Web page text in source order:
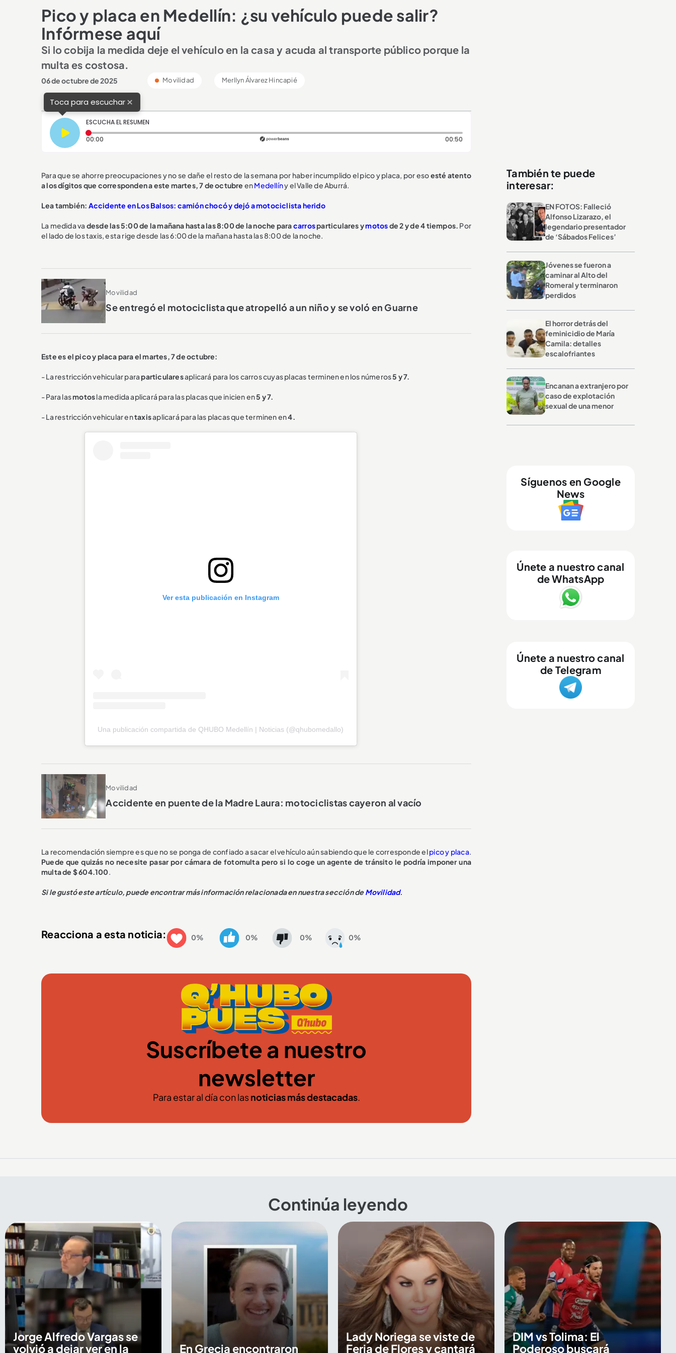
Pico y placa en Medellín: ¿su vehículo puede salir?
Infórmese aquí
Si lo cobija la medida deje el vehículo en la casa y acuda al transporte público porque la
multa es costosa.
06 de octubre de 2025 Movilidad Merllyn Álvarez Hincapié
Toca para escuchar×
ESCUCHA EL RESUMEN
00:00
00:50Duración: 50 segundos
Para que se ahorre preocupaciones y no se dañe el resto de la semana por haber incumplido el pico y placa, por esoesté atento
a los dígitos que corresponden a este martes, 7 de octubre enMedellíny el Valle de Aburrá.
Lea también: Accidente en Los Balsos: camión chocó y dejó a motociclista herido
La medida va desde las 5:00 de la mañana hasta las 8:00 de la noche paracarrosparticulares ymotosde 2 y de 4 tiempos. Por
el lado de los taxis, esta rige desde las 6:00 de la mañana hasta las 8:00 de la noche.
Movilidad
Se entregó el motociclista que atropelló a un niño y se voló en Guarne
Este es el pico y placa para el martes, 7 de octubre:
- La restricción vehicular paraparticularesaplicará para los carros cuyas placas terminen en los números5 y 7.
- Para lasmotosla medida aplicará para las placas que inicien en5 y 7.
- La restricción vehicular entaxisaplicará para las placas que terminen en4.
Ver esta publicación en Instagram
Una publicación compartida de QHUBO Medellín | Noticias (@qhubomedallo)
Movilidad
Accidente en puente de la Madre Laura: motociclistas cayeron al vacío
La recomendación siempre es que no se ponga de confiado a sacar el vehículo aún sabiendo que le corresponde elpico y placa.
Puede que quizás no necesite pasar por cámara de fotomulta pero si lo coge un agente de tránsito le podría imponer una
multa de $ 604.100.
Si le gustó este artículo, puede encontrar más información relacionada en nuestra sección deMovilidad.
Reacciona a esta noticia: 0% 0% 0% 0%
Suscríbete a nuestro
newsletter
Para estar al día con lasnoticias más destacadas.
También te puede
interesar:
EN FOTOS: Falleció
Alfonso Lizarazo, el
legendario presentador
de ‘Sábados Felices’
Jóvenes se fueron a
caminar al Alto del
Romeral y terminaron
perdidos
El horror detrás del
feminicidio de María
Camila: detalles
escalofriantes
Encanan a extranjero por
caso de explotación
sexual de una menor
Síguenos en Google
News
Únete a nuestro canal
de WhatsApp
Únete a nuestro canal
de Telegram
Continúa leyendo
Jorge Alfredo Vargas se
volvió a dejar ver en la
En Grecia encontraron
Lady Noriega se viste de
Feria de Flores y cantará
DIM vs Tolima: El
Poderoso buscará